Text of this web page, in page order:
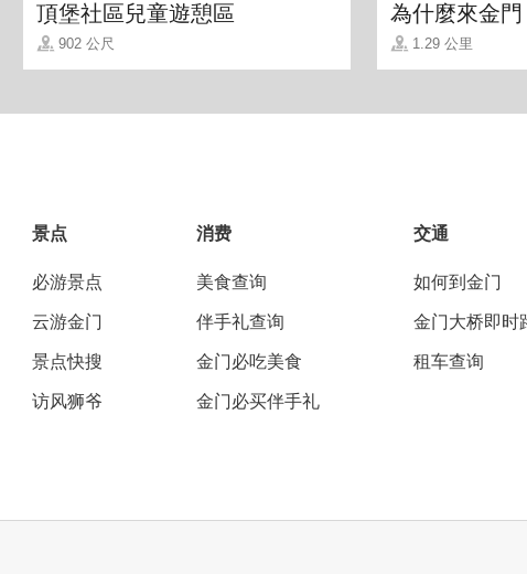
光。頂堡社區兒童遊憩區
902 公尺
為什麼來金門
1.29 公里
景点
必游景点
云游金门
景点快搜
访风狮爷
消费
美食查询
伴手礼查询
金门必吃美食
金门必买伴手礼
交通
如何到金门
金门大桥即时
租车查询